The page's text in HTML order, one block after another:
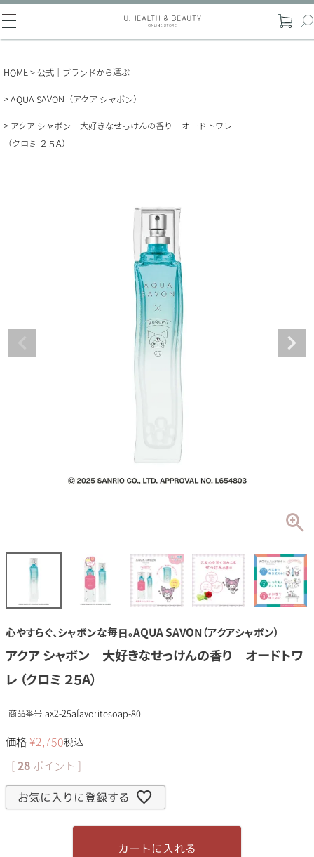
HOME 公式｜ブランドから選ぶ
AQUA SAVON（アクア シャボン）
アクア シャボン 大好きなせっけんの香り オードトワレ
（クロミ ２５A）
心やすらぐ、シャボンな毎日。AQUA SAVON（アクアシャボン）
アクア シャボン 大好きなせっけんの香り オードトワ
レ （クロミ ２５A）
商品番号 ax2-25afavoritesoap-80
価格 ¥2,750税込
28 ポイント ]
お気に入りに登録する
カートに入れる